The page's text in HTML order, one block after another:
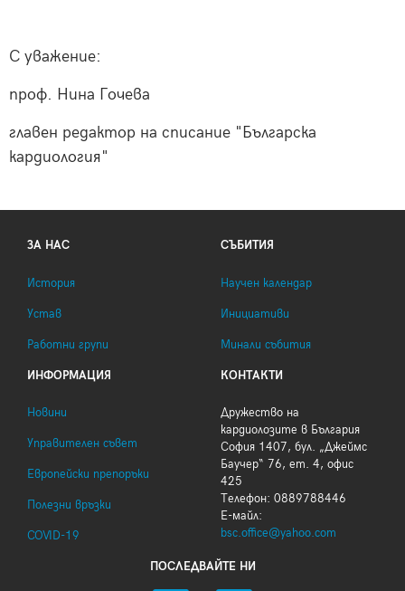
С уважение:
проф. Нина Гочева
главен редактор на списание "Българска
кардиология"
ЗА НАС
История
Устав
Работни групи
СЪБИТИЯ
Научен календар
Инициативи
Минали събития
ИНФОРМАЦИЯ
Новини
Управителен съвет
Европейски препоръки
Полезни връзки
COVID-19
КОНТАКТИ
Дружество на
кардиолозите в България
София 1407, бул. „Джеймс
Баучер“ 76, ет. 4, офис
425
Телефон: 0889788446
Е-майл:
bsc.office@yahoo.com
ПОСЛЕДВАЙТЕ НИ